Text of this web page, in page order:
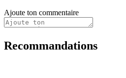
Ajoute ton commentaire
Recommandations